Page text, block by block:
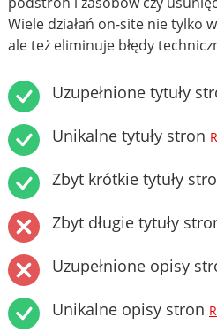
Wiele działań on-site nie tylko
ale też eliminuje błędy
Uzupełnione tytuły
Unikalne tytuły stron
Zbyt krótkie tytuły
Zbyt długie tytuły
Uzupełnione opisy
Unikalne opisy stron